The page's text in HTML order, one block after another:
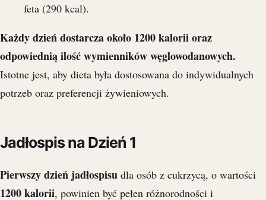
feta (290 kcal).
Każdy dzień dostarcza około 1200 kalorii oraz
odpowiednią ilość wymienników węglowodanowych.
Istotne jest, aby dieta była dostosowana do indywidualnych
potrzeb oraz preferencji żywieniowych.
Jadłospis na Dzień 1
Pierwszy dzień jadłospisu dla osób z cukrzycą, o wartości
1200 kalorii, powinien być pełen różnorodności i